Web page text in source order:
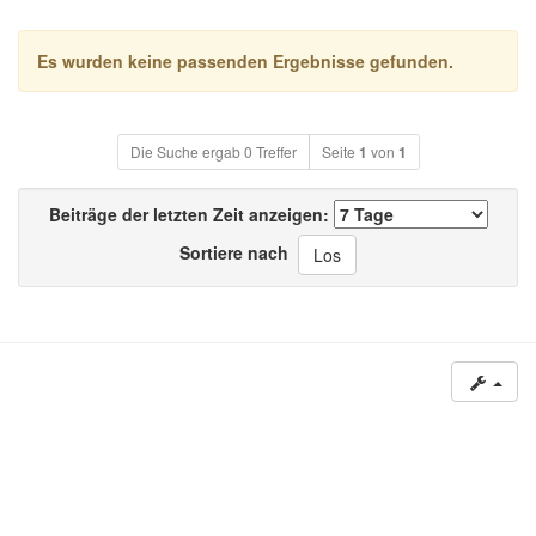
Es wurden keine passenden Ergebnisse gefunden.
Die Suche ergab 0 Treffer Seite 1 von 1
Beiträge der letzten Zeit anzeigen:
Sortiere nach